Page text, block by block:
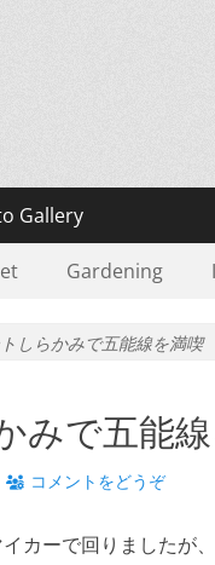
Gallery
Gardening
トしらかみで五能線を満
みで五能
コメントをどうぞ
カーで回りましたが